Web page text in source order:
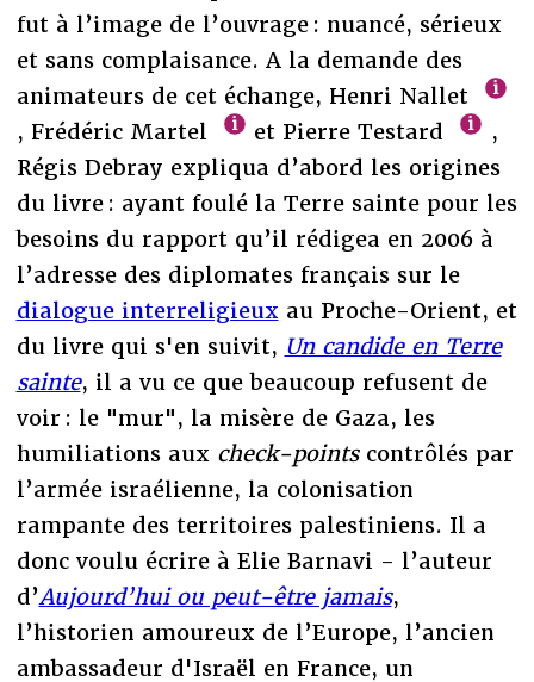
fut à l’image de l’ouvrage : nuancé, sérieux
et sans complaisance. A la demande des
animateurs de cet échange, Henri Nallet
, Frédéric Martel
et Pierre Testard
,
Régis Debray expliqua d’abord les origines
du livre : ayant foulé la Terre sainte pour les
besoins du rapport qu’il rédigea en 2006 à
l’adresse des diplomates français sur le
dialogue interreligieux au Proche-Orient, et
du livre qui s'en suivit, Un candide en Terre
sainte, il a vu ce que beaucoup refusent de
voir : le "mur", la misère de Gaza, les
humiliations aux check-pointscontrôlés par
l’armée israélienne, la colonisation
rampante des territoires palestiniens. Il a
donc voulu écrire à Elie Barnavi - l’auteur
d’Aujourd’hui ou peut-être jamais,
l’historien amoureux de l’Europe, l’ancien
ambassadeur d'Israël en France, un